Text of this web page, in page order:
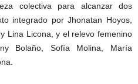
colectiva para alcanzar dos
integrado por Jhonatan Hoyos,
Lina Licona, y el relevo femenino
Bolaño, Sofía Molina, María